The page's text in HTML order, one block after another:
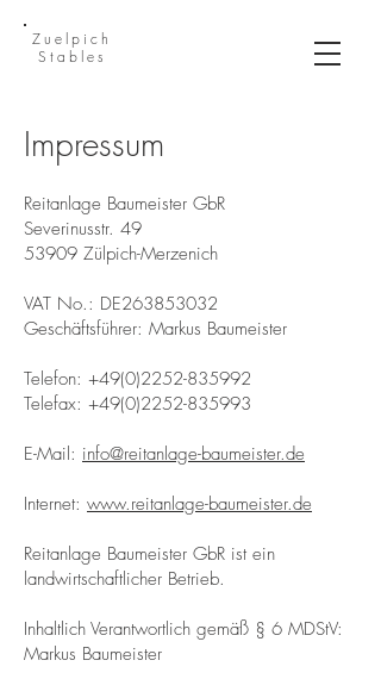
Zuelpich
Stables
Impressum
Reitanlage Baumeister GbR
Severinusstr. 49
53909 Zülpich-Merzenich
VAT No.: DE263853032
Geschäftsführer: Markus Baumeister
Telefon: +49(0)2252-835992
Telefax: +49(0)2252-835993
E-Mail: info@reitanlage-baumeister.de
Internet: www.reitanlage-baumeister.de
Reitanlage Baumeister GbR ist ein
landwirtschaftlicher Betrieb.
Inhaltlich Verantwortlich gemäß § 6 MDStV:
Markus Baumeister